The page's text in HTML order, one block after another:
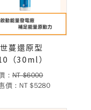
蔓還原型
（30ml）
： NT $6000
價：NT $5280
德風